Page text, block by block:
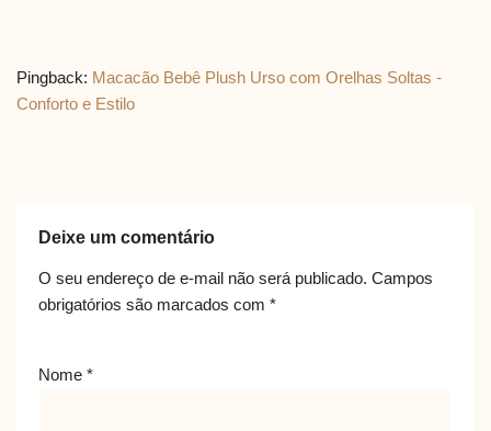
Pingback: Macacão Bebê Plush Urso com Orelhas Soltas -
Conforto e Estilo
Deixe um comentário
O seu endereço de e-mail não será publicado. Campos
obrigatórios são marcados com *
Nome *